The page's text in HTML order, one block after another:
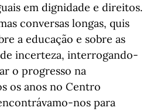
em dignidade e direitos.
conversas longas, quis
a educação e sobre as
incerteza, interrogando-
o progresso na
os anos no Centro
nos para